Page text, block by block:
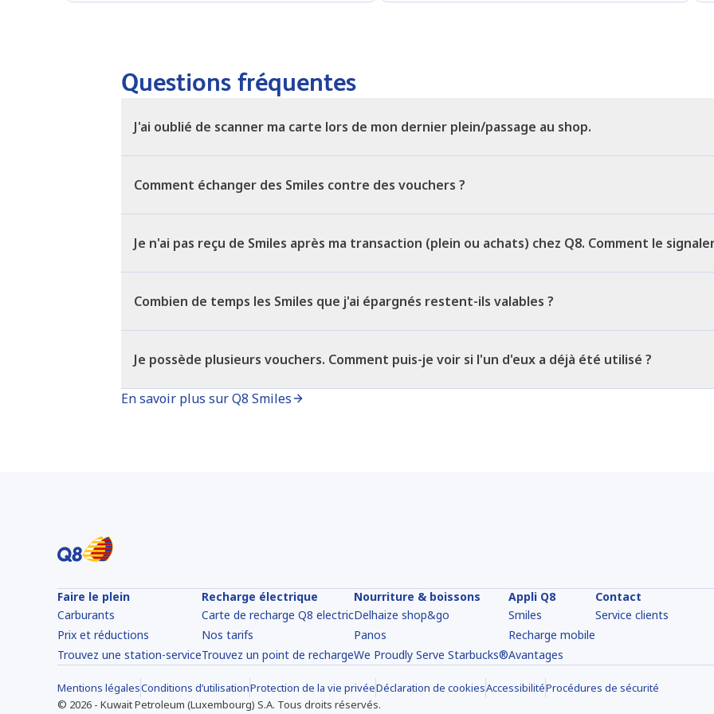
Questions fréquentes
J'ai oublié de scanner ma carte lors de mon dernier plein/passage au shop.
Comment échanger des Smiles contre des vouchers ?
Je n'ai pas reçu de Smiles après ma transaction (plein ou achats) chez Q8. Comment le
Combien de temps les Smiles que j'ai épargnés restent-ils valables ?
Je possède plusieurs vouchers. Comment puis-je voir si l'un d'eux a déjà été utilisé ?
En savoir plus sur Q8 Smiles
Faire le plein
Carburants
Prix et réductions
Trouvez une station-service
Recharge électrique
Carte de recharge Q8 electric
Nos tarifs
Trouvez un point de recharge
Nourriture & boissons
Delhaize shop&go
Panos
We Proudly Serve Starbucks®
Appli Q8
Smiles
Recharge mobile
Avantages
Contact
Service clients
Mentions légalesConditions d’utilisationProtection de la vie privéeDéclaration de cookiesAccessibilitéProcédures de sécurité
© 2026 - Kuwait Petroleum (Luxembourg) S.A. Tous droits réservés.